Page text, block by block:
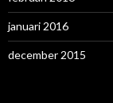
januari 2016
december 2015